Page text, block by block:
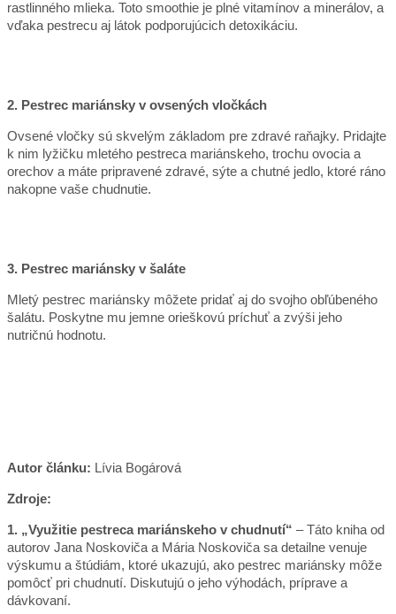
rastlinného mlieka. Toto smoothie je plné vitamínov a minerálov, a
vďaka pestrecu aj látok podporujúcich detoxikáciu.
2. Pestrec mariánsky v ovsených vločkách
Ovsené vločky sú skvelým základom pre zdravé raňajky. Pridajte
k nim lyžičku mletého pestreca mariánskeho, trochu ovocia a
orechov a máte pripravené zdravé, sýte a chutné jedlo, ktoré ráno
nakopne vaše chudnutie.
3. Pestrec mariánsky v šaláte
Mletý pestrec mariánsky môžete pridať aj do svojho obľúbeného
šalátu. Poskytne mu jemne orieškovú príchuť a zvýši jeho
nutričnú hodnotu.
Autor článku: Lívia Bogárová
Zdroje:
1. „Využitie pestreca mariánskeho v chudnutí“ – Táto kniha od
autorov Jana Noskoviča a Mária Noskoviča sa detailne venuje
výskumu a štúdiám, ktoré ukazujú, ako pestrec mariánsky môže
pomôcť pri chudnutí. Diskutujú o jeho výhodách, príprave a
dávkovaní.